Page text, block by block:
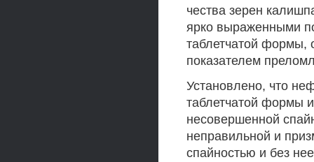
чества зерен
ярко выраженными
таблетчатой
показателем
Установлено, что
таблетчатой формы
несовершенной
неправильной и
спайностью и без